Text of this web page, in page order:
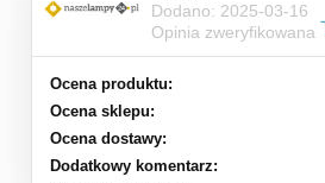
Dodano: 2025-03-16
Opinia zweryfikowana
Ocena produktu:
Ocena sklepu:
Ocena dostawy:
Dodatkowy komentarz: